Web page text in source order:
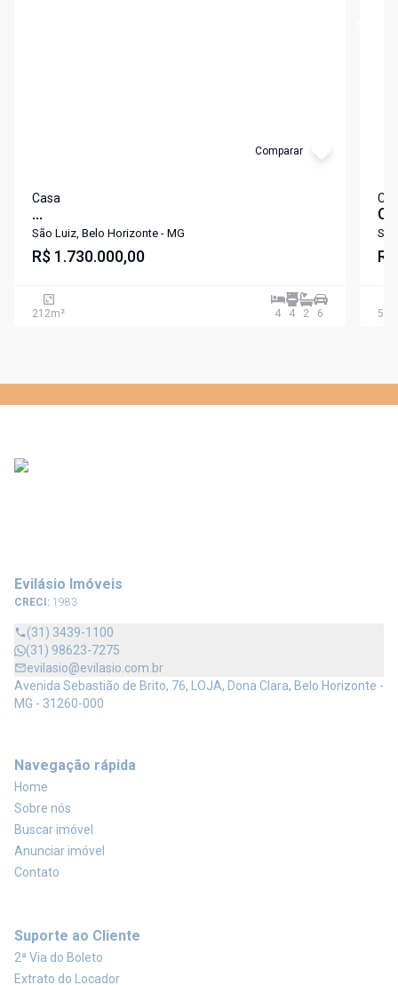
Comparar
Casa
...
São Luiz, Belo Horizonte - MG
R$ 1.730.000,00
212m² 4 4 2 6 587
Evilásio Imóveis
CRECI: 1983
(31) 3439-1100
(31) 98623-7275
evilasio@evilasio.com.br
Avenida Sebastião de Brito, 76, LOJA, Dona Clara, Belo Horizonte -
MG - 31260-000
Navegação rápida
Home
Sobre nós
Buscar imóvel
Anunciar imóvel
Contato
Suporte ao Cliente
2ª Via do Boleto
Extrato do Locador